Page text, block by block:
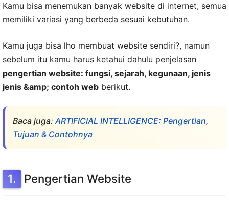
Kamu bisa menemukan banyak website di internet, semua
memiliki variasi yang berbeda sesuai kebutuhan.
Kamu juga bisa lho membuat website sendiri?, namun
sebelum itu kamu harus ketahui dahulu penjelasan
pengertian website: fungsi, sejarah, kegunaan, jenis
jenis &amp; contoh web berikut.
Baca juga:ARTIFICIAL INTELLIGENCE: Pengertian,
Tujuan & Contohnya
Pengertian Website